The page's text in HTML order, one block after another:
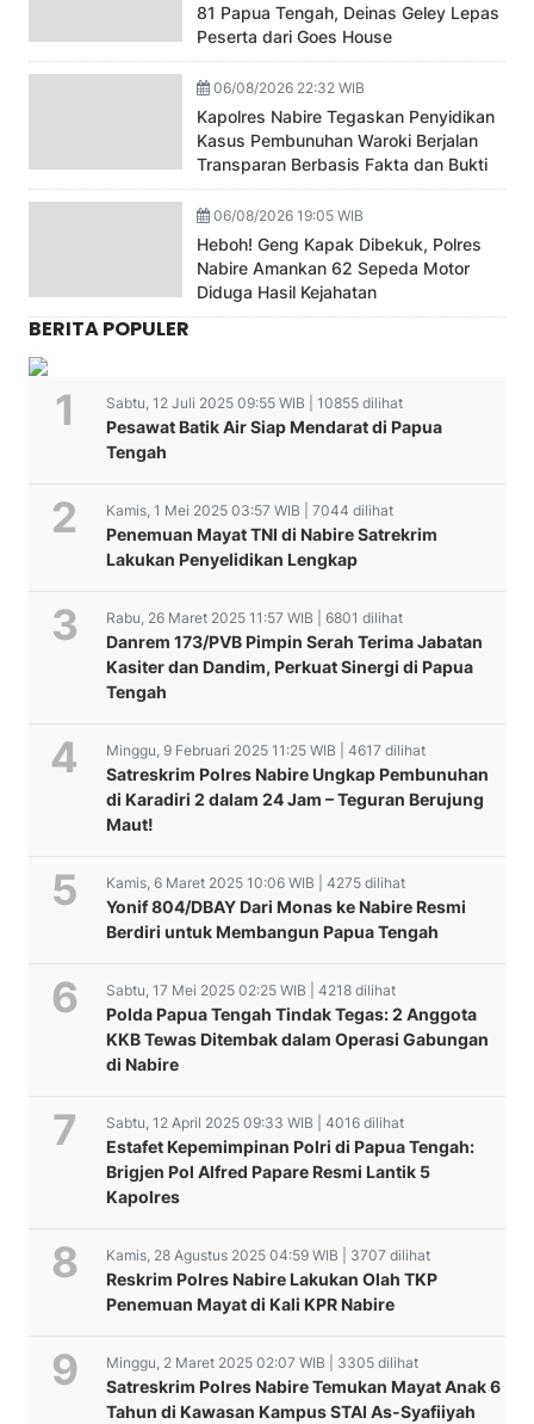
81 Papua Tengah, Deinas Geley Lepas
Peserta dari Goes House
06/08/2026 22:32 WIB
Kapolres Nabire Tegaskan Penyidikan
Kasus Pembunuhan Waroki Berjalan
Transparan Berbasis Fakta dan Bukti
06/08/2026 19:05 WIB
Heboh! Geng Kapak Dibekuk, Polres
Nabire Amankan 62 Sepeda Motor
Diduga Hasil Kejahatan
BERITA POPULER
Sabtu, 12 Juli 2025 09:55 WIB | 10855 dilihat
Pesawat Batik Air Siap Mendarat di Papua
Tengah
Kamis, 1 Mei 2025 03:57 WIB | 7044 dilihat
Penemuan Mayat TNI di Nabire Satrekrim
Lakukan Penyelidikan Lengkap
Rabu, 26 Maret 2025 11:57 WIB | 6801 dilihat
Danrem 173/PVB Pimpin Serah Terima Jabatan
Kasiter dan Dandim, Perkuat Sinergi di Papua
Tengah
Minggu, 9 Februari 2025 11:25 WIB | 4617 dilihat
Satreskrim Polres Nabire Ungkap Pembunuhan
di Karadiri 2 dalam 24 Jam – Teguran Berujung
Maut!
Kamis, 6 Maret 2025 10:06 WIB | 4275 dilihat
Yonif 804/DBAY Dari Monas ke Nabire Resmi
Berdiri untuk Membangun Papua Tengah
Sabtu, 17 Mei 2025 02:25 WIB | 4218 dilihat
Polda Papua Tengah Tindak Tegas: 2 Anggota
KKB Tewas Ditembak dalam Operasi Gabungan
di Nabire
Sabtu, 12 April 2025 09:33 WIB | 4016 dilihat
Estafet Kepemimpinan Polri di Papua Tengah:
Brigjen Pol Alfred Papare Resmi Lantik 5
Kapolres
Kamis, 28 Agustus 2025 04:59 WIB | 3707 dilihat
Reskrim Polres Nabire Lakukan Olah TKP
Penemuan Mayat di Kali KPR Nabire
Minggu, 2 Maret 2025 02:07 WIB | 3305 dilihat
Satreskrim Polres Nabire Temukan Mayat Anak 6
Tahun di Kawasan Kampus STAI As-Syafiiyah